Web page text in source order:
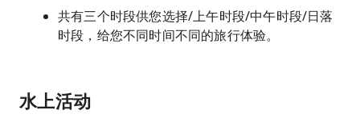
共有三个时段供您选择/上午时段/中午时段/日落
时段，给您不同时间不同的旅行体验。
水上活动